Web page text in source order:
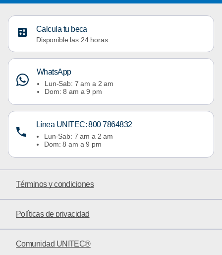
Calcula tu beca
Disponible las 24 horas
WhatsApp
Lun-Sab: 7 am a 2 am
Dom: 8 am a 9 pm
Línea UNITEC: 800 7864832
Lun-Sab: 7 am a 2 am
Dom: 8 am a 9 pm
Términos y condiciones
Políticas de privacidad
Comunidad UNITEC®